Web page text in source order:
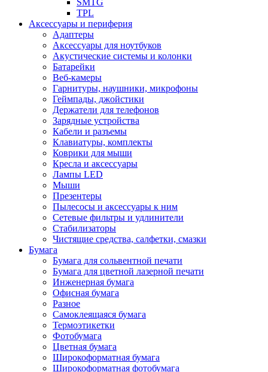
SMTG
TPL
Аксессуары и периферия
Адаптеры
Аксессуары для ноутбуков
Акустические системы и колонки
Батарейки
Веб-камеры
Гарнитуры, наушники, микрофоны
Геймпады, джойстики
Держатели для телефонов
Зарядные устройства
Кабели и разъемы
Клавиатуры, комплекты
Коврики для мыши
Кресла и аксессуары
Лампы LED
Мыши
Презентеры
Пылесосы и аксессуары к ним
Сетевые фильтры и удлинители
Стабилизаторы
Чистящие средства, салфетки, смазки
Бумага
Бумага для сольвентной печати
Бумага для цветной лазерной печати
Инженерная бумага
Офисная бумага
Разное
Самоклеящаяся бумага
Термоэтикетки
Фотобумага
Цветная бумага
Широкоформатная бумага
Широкоформатная фотобумага